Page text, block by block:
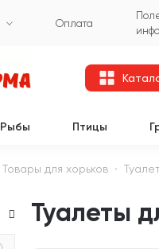
Оплата
Рыбы Птицы
Товары для хорьков
Туалеты